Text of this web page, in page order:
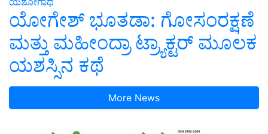
ಯೋಗೇಶ್ ಭೂತಡಾ: ಗೋಸಂರಕ್ಷಣೆ
ಮತ್ತು ಮಹೀಂದ್ರಾ ಟ್ರ್ಯಾಕ್ಟರ್ ಮೂಲಕ
ಯಶಸ್ಸಿನ ಕಥೆ
More News